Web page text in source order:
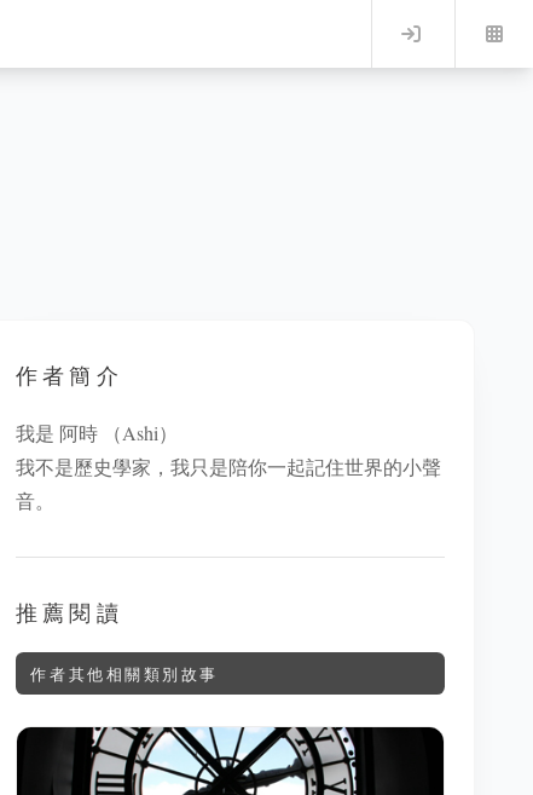
Log in
作者簡介
我是 阿時 （Ashi）
我不是歷史學家，我只是陪你一起記住世界的小聲
音。
推薦閱讀
作者其他相關類別故事